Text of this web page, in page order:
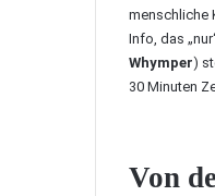
menschliche
Info, das
Whymper)
30 Minuten
Von